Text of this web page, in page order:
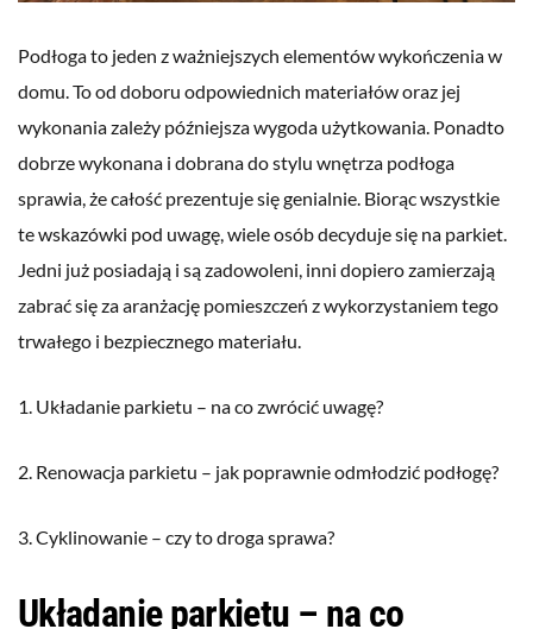
Podłoga to jeden z ważniejszych elementów wykończenia w
domu. To od doboru odpowiednich materiałów oraz jej
wykonania zależy późniejsza wygoda użytkowania. Ponadto
dobrze wykonana i dobrana do stylu wnętrza podłoga
sprawia, że całość prezentuje się genialnie. Biorąc wszystkie
te wskazówki pod uwagę, wiele osób decyduje się na parkiet.
Jedni już posiadają i są zadowoleni, inni dopiero zamierzają
zabrać się za aranżację pomieszczeń z wykorzystaniem tego
trwałego i bezpiecznego materiału.
1. Układanie parkietu – na co zwrócić uwagę?
2. Renowacja parkietu – jak poprawnie odmłodzić podłogę?
3. Cyklinowanie – czy to droga sprawa?
Układanie parkietu – na co